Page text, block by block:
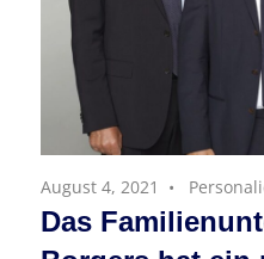
August 4, 2021
Das